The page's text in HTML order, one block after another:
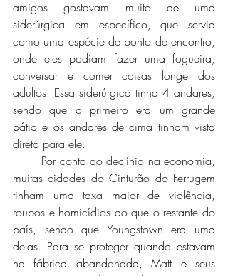
amigos gostavam muito de uma
siderúrgica em específico, que servia
como uma espécie de ponto de encontro,
onde eles podiam fazer uma fogueira,
conversar e comer coisas longe dos
adultos. Essa siderúrgica tinha 4 andares,
sendo que o primeiro era um grande
pátio e os andares de cima tinham vista
direta para ele.
muitas cidades do Cinturão do Ferrugem
tinham uma taxa maior de violência,
roubos e homicídios do que o restante do
país, sendo que Youngstown era uma
delas. Para se proteger quando estavam
na fábrica abandonada, Matt e seus